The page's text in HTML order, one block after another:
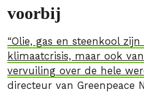
voorbij
“Olie, gas en steenkool
klimaatcrisis, maar ook
vervuiling over de hele
directeur van Greenpeace